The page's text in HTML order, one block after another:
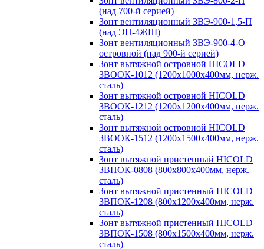
(над 700-й серией)
Зонт вентиляционный ЗВЭ-900-1,5-П
(над ЭП-4ЖШ)
Зонт вентиляционный ЗВЭ-900-4-О
островной (над 900-й серией)
Зонт вытяжной островной HICOLD
ЗВООК-1012 (1200х1000х400мм, нерж.
сталь)
Зонт вытяжной островной HICOLD
ЗВООК-1212 (1200x1200x400мм, нерж.
сталь)
Зонт вытяжной островной HICOLD
ЗВООК-1512 (1200х1500х400мм, нерж.
сталь)
Зонт вытяжной пристенный HICOLD
ЗВПОК-0808 (800х800х400мм, нерж.
сталь)
Зонт вытяжной пристенный HICOLD
ЗВПОК-1208 (800х1200х400мм, нерж.
сталь)
Зонт вытяжной пристенный HICOLD
ЗВПОК-1508 (800х1500х400мм, нерж.
сталь)